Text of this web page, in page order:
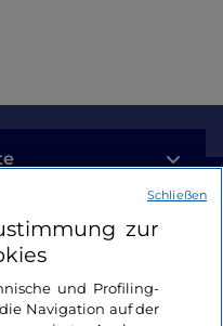
zur
und Profiling-
Navigation auf der
Schließen